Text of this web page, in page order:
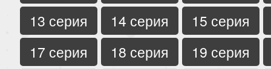
13 серия
14 серия
15 серия
17 серия
18 серия
19 серия